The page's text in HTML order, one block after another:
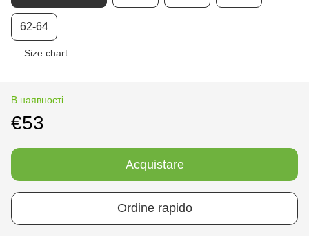
62-64
Size chart
В наявності
€53
Acquistare
Ordine rapido